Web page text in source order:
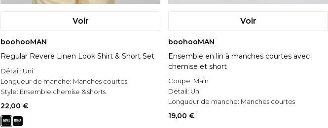
Voir
boohooMAN
Regular Revere Linen Look Shirt & Short Set
Détail: Uni
Longueur de manche: Manches courtes
Style: Ensemble chemise & shorts
22,00 €
Voir
boohooMAN
Ensemble en lin à manches courtes avec
chemise et short
Coupe: Main
Détail: Uni
Longueur de manche: Manches courtes
19,00 €